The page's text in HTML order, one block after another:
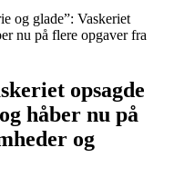
og glade”: Vaskeriet
nu på flere opgaver fra
opsagde
håber nu på
og